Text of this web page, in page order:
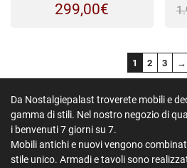
299,00€
1 2 3 →
Da Nostalgiepalast troverete mobili e
gamma di stili. Nel nostro negozio di
i benvenuti 7 giorni su 7.
Mobili antichi e nuovi vengono
stile unico. Armadi e tavoli sono